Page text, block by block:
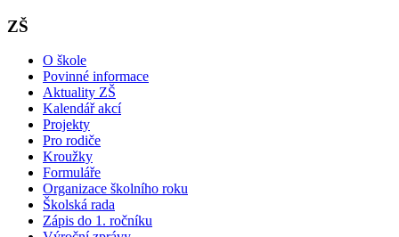
ZŠ
O škole
Povinné informace
Aktuality ZŠ
Kalendář akcí
Projekty
Pro rodiče
Kroužky
Formuláře
Organizace školního roku
Školská rada
Zápis do 1. ročníku